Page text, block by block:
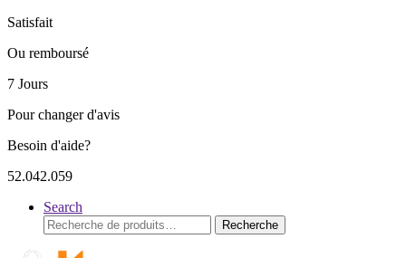
Satisfait
Ou remboursé
7 Jours
Pour changer d'avis
Besoin d'aide?
52.042.059
Search
Recherche
pour :
Recherche